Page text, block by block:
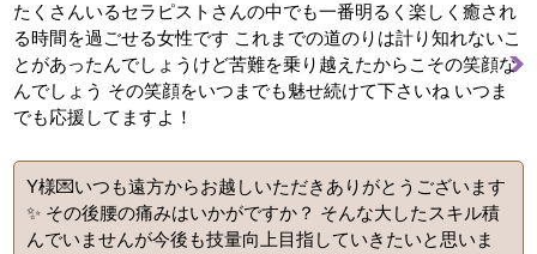
たくさんいるセラピストさんの中でも一番明るく楽しく癒され
る時間を過ごせる女性です これまでの道のりは計り知れないこ
とがあったんでしょうけど苦難を乗り越えたからこその笑顔な
んでしょう その笑顔をいつまでも魅せ続けて下さいね いつま
でも応援してますよ！
Y様💌いつも遠方からお越しいただきありがとうございます
✨ その後腰の痛みはいかがですか？ そんな大したスキル積
んでいませんが今後も技量向上目指していきたいと思いま